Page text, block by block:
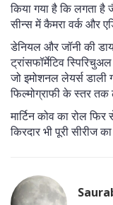
किया गया है कि लगता है
सीन्स में कैमरा वर्क और
डेनियल और जॉनी की
ट्रांसफॉर्मेटिव
जो इमोशनल लेयर्स
फिल्मोग्राफी के स्तर तक
मार्टिन कोव का रोल
किरदार भी पूरी सीरीज